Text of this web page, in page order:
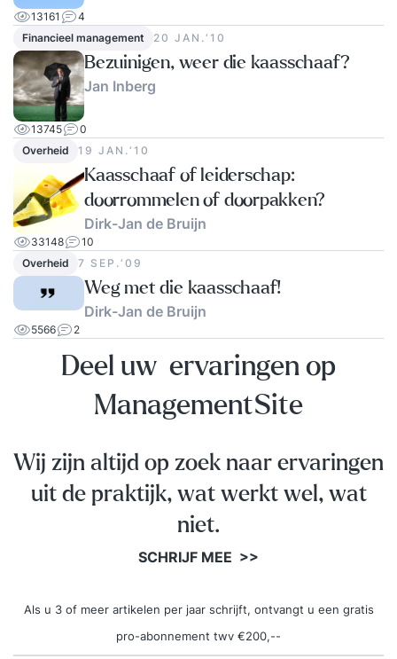
13161
4
Financieel management
20 JAN.‘10
Bezuinigen, weer die kaasschaaf?
Jan Inberg
13745
0
Overheid
19 JAN.‘10
Kaasschaaf of leiderschap:
doorrommelen of doorpakken?
Dirk-Jan de Bruijn
33148
10
Overheid
7 SEP.‘09
Weg met die kaasschaaf!
Dirk-Jan de Bruijn
5566 2
Deel uw ervaringen op
ManagementSite
Wij zijn altijd op zoek naar ervaringen
uit de praktijk, wat werkt wel, wat
niet.
SCHRIJF MEE >>
Als u 3 of meer artikelen per jaar schrijft, ontvangt u een gratis
pro-abonnement twv €200,--